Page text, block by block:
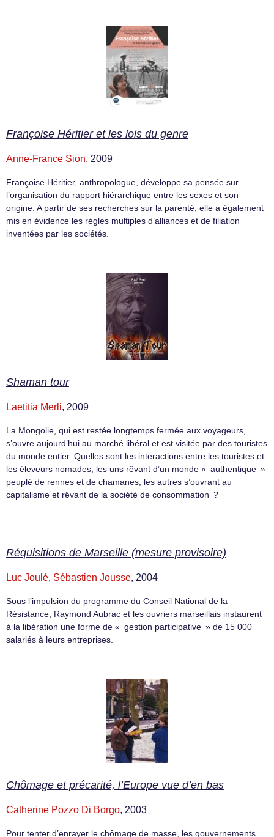
Françoise Héritier et les lois du genre
Anne-France Sion, 2009
Françoise Héritier, anthropologue, développe sa pensée sur
l’organisation du rapport hiérarchique entre les sexes et son
origine. A partir de ses recherches sur la parenté, elle a également
mis en évidence les règles multiples d’alliances et de filiation
inventées par les sociétés.
Shaman tour
Laetitia Merli, 2009
La Mongolie, qui est restée longtemps fermée aux voyageurs,
s’ouvre aujourd’hui au marché libéral et est visitée par des touristes
du monde entier. Quelles sont les interactions entre les touristes et
les éleveurs nomades, les uns rêvant d’un monde « authentique »
peuplé de rennes et de chamanes, les autres s’ouvrant au
capitalisme et rêvant de la société de consommation ?
Réquisitions de Marseille (mesure provisoire)
Luc Joulé, Sébastien Jousse, 2004
Sous l’impulsion du programme du Conseil National de la
Résistance, Raymond Aubrac et les ouvriers marseillais instaurent
à la libération une forme de « gestion participative » de 15 000
salariés à leurs entreprises.
Chômage et précarité, l’Europe vue d’en bas
Catherine Pozzo Di Borgo, 2003
Pour tenter d’enrayer le chômage de masse, les gouvernements